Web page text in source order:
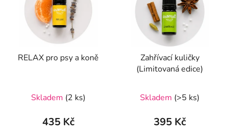
RELAX pro psy a koně
Skladem (2 ks)
435 Kč
Zahřívací kuličky
(Limitovaná edice)
hodnocení
produktu
Skladem (>5 ks)
395 Kč